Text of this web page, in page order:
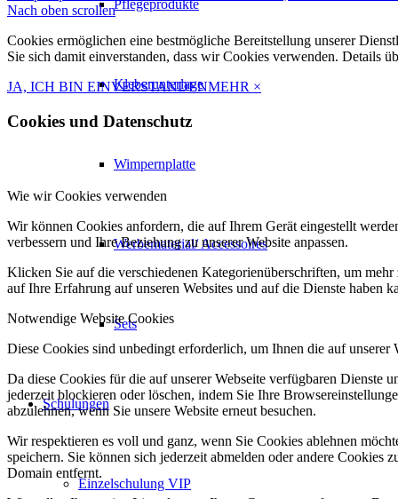
Pflegeprodukte
Kleberunterlage
Wimpernplatte
Werbematerial/ Accessoires
Sets
Schulungen
Einzelschulung VIP
werden
Nach oben scrollen
Cookies ermöglichen eine bestmögliche Bereitstellung unserer
Sie sich damit einverstanden, dass wir Cookies verwenden. Details
JA, ICH BIN EINVERSTANDENMEHR ×
Cookies und Datenschutz
Wie wir Cookies verwenden
Wir können Cookies anfordern, die auf Ihrem Gerät eingestellt
verbessern und Ihre Beziehung zu unserer Website anpassen.
Klicken Sie auf die verschiedenen Kategorienüberschriften, um
auf Ihre Erfahrung auf unseren Websites und auf die Dienste haben
Notwendige Website Cookies
Diese Cookies sind unbedingt erforderlich, um Ihnen die auf
Da diese Cookies für die auf unserer Webseite verfügbaren
jederzeit blockieren oder löschen, indem Sie Ihre
abzulehnen, wenn Sie unsere Website erneut besuchen.
Wir respektieren es voll und ganz, wenn Sie Cookies ablehnen
speichern. Sie können sich jederzeit abmelden oder andere Cookies
Domain entfernt.